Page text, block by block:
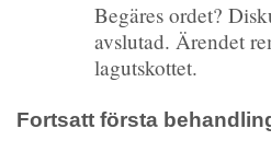
Begäres ordet?
avslutad. Ärendet
lagutskottet.
Fortsatt första